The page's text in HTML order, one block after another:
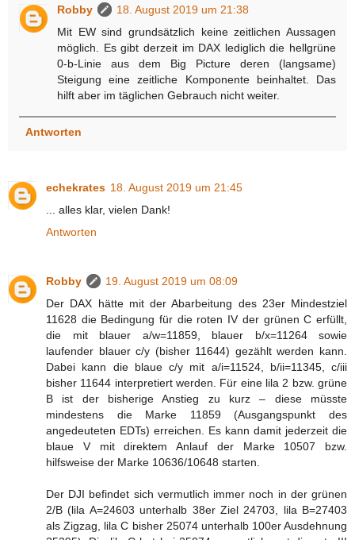
Robby
18. August 2019 um 21:38
Mit EW sind grundsätzlich keine zeitlichen Aussagen
möglich. Es gibt derzeit im DAX lediglich die hellgrüne
0-b-Linie aus dem Big Picture deren (langsame)
Steigung eine zeitliche Komponente beinhaltet. Das
hilft aber im täglichen Gebrauch nicht weiter.
Antworten
echekrates 18. August 2019 um 21:45
... alles klar, vielen Dank!
Antworten
Robby
19. August 2019 um 08:09
Der DAX hätte mit der Abarbeitung des 23er Mindestziel
11628 die Bedingung für die roten IV der grünen C erfüllt,
die mit blauer a/w=11859, blauer b/x=11264 sowie
laufender blauer c/y (bisher 11644) gezählt werden kann.
Dabei kann die blaue c/y mit a/i=11524, b/ii=11345, c/iii
bisher 11644 interpretiert werden. Für eine lila 2 bzw. grüne
B ist der bisherige Anstieg zu kurz – diese müsste
mindestens die Marke 11859 (Ausgangspunkt des
angedeuteten EDTs) erreichen. Es kann damit jederzeit die
blaue V mit direktem Anlauf der Marke 10507 bzw.
hilfsweise der Marke 10636/10648 starten.
Der DJI befindet sich vermutlich immer noch in der grünen
2/B (lila A=24603 unterhalb 38er Ziel 24703, lila B=27403
als Zigzag, lila C bisher 25074 unterhalb 100er Ausdehnung